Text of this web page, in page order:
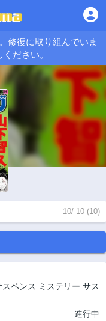
修復に取り組んでいま
ださい。
10/ 10 (10)
スペンス ミステリー サス
進行中